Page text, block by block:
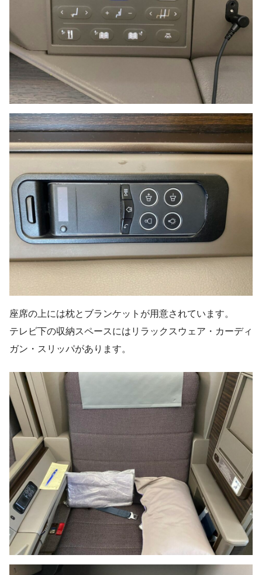
座席の上には枕とブランケットが用意されています。
テレビ下の収納スペースにはリラックスウェア・カーディ
ガン・スリッパがあります。